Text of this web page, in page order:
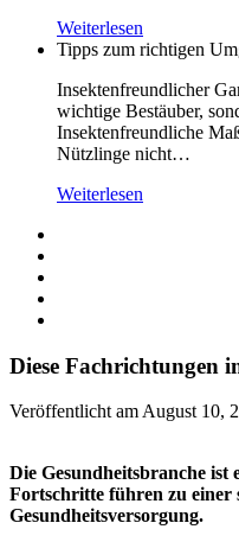
Weiterlesen
Tipps zum richtigen
Insektenfreundlicher
wichtige Bestäuber,
Insektenfreundliche
Nützlinge nicht…
Weiterlesen
Diese Fachrichtungen
Veröffentlicht am August 10,
Die Gesundheitsbranche ist
Fortschritte führen zu einer
Gesundheitsversorgung.